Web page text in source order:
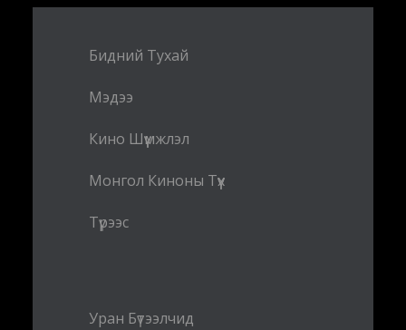
Бидний Тухай
Мэдээ
Кино Шүүмжлэл
Монгол Киноны Түүх
Түрээс
Уран Бүтээлчид